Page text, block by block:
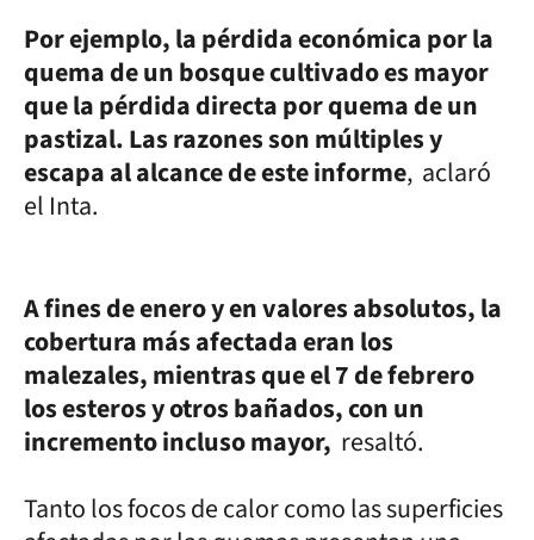
Por ejemplo, la pérdida económica por la
quema de un bosque cultivado es mayor
que la pérdida directa por quema de un
pastizal. Las razones son múltiples y
escapa al alcance de este informe, aclaró
el Inta.
A fines de enero y en valores absolutos, la
cobertura más afectada eran los
malezales, mientras que el 7 de febrero
los esteros y otros bañados, con un
incremento incluso mayor, resaltó.
Tanto los focos de calor como las superficies